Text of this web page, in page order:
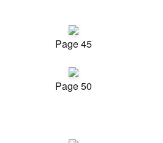
Page 45
Page 50